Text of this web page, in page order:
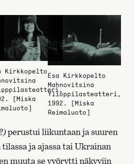
Kirkkopelto
[Miska
Esa Kirkkopelto
Mahnovitsina
Ylioppilasteatteri,
1992. [Miska
Reimaluoto]
perustui liikuntaan ja suuren
ja ajassa tai Ukrainan
muuta se vyörytti näkyviin